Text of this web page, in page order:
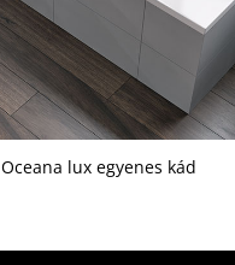
Oceana lux egyenes kád